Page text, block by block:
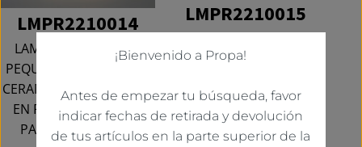
¡Bienvenido a Propa!
Antes de empezar tu búsqueda, favor
indicar fechas de retirada y devolución
de tus artículos en la parte superior de la
LMPR2210014
LAMPARITA DE MESA
PEQUENA CON BASE DE
CERAMICA “ESTAMPADA”
EN RELIEVE BLANCA Y
PANTALLA EN LINO
LMPR2210015
GRANDE EN FORMATO
DE LATON SATINADO Y
BASE